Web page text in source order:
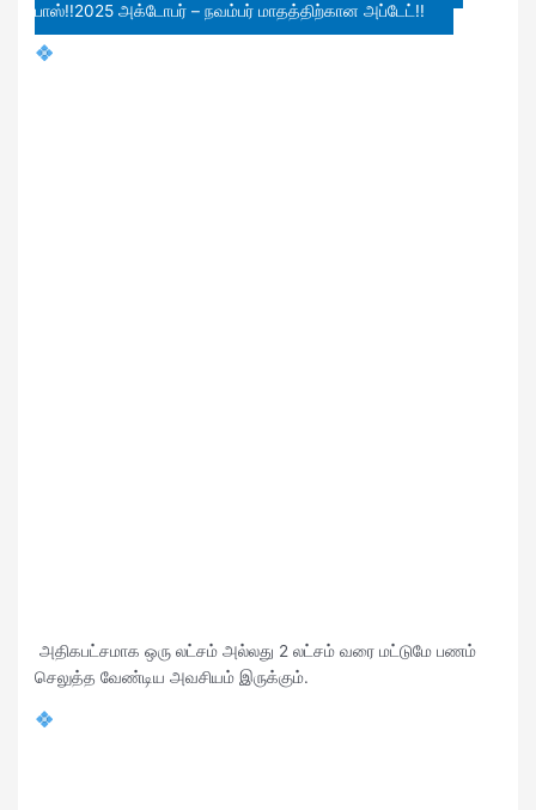
பாஸ்!!2025 அக்டோபர் – நவம்பர் மாதத்திற்கான அப்டேட்!!
அதிகபட்சமாக ஒரு லட்சம் அல்லது 2 லட்சம் வரை மட்டுமே பணம்
செலுத்த வேண்டிய அவசியம் இருக்கும்.